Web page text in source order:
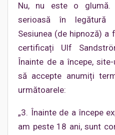
Nu, nu este o glumă.
serioasă în legătură
Sesiunea (de hipnoză)
certificați Ulf
Înainte de a începe,
să accepte anumiți
următoarele:
„3. Înainte de a începe
am peste 18 ani, sunt